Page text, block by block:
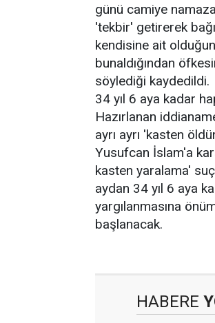
günü camiye
'tekbir' getirerek
kendisine ait
bunaldığından
söylediği kaydedildi.
34 yıl 6 aya kadar
Hazırlanan
ayrı ayrı 'kasten
Yusufcan İslam'a
kasten yaralama'
aydan 34 yıl 6 aya
yargılanmasına
başlanacak.
HABERE